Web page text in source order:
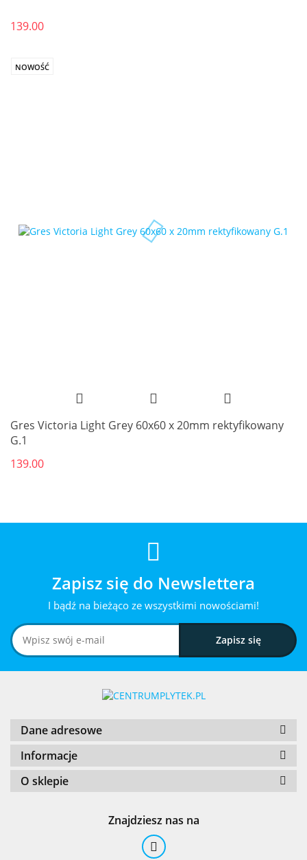
139.00
NOWOŚĆ
Gres Victoria Light Grey 60x60 x 20mm rektyfikowany
G.1
139.00
Zapisz się do Newslettera
I bądź na bieżąco ze wszystkimi nowościami!
Dane adresowe
Informacje
O sklepie
Znajdziesz nas na